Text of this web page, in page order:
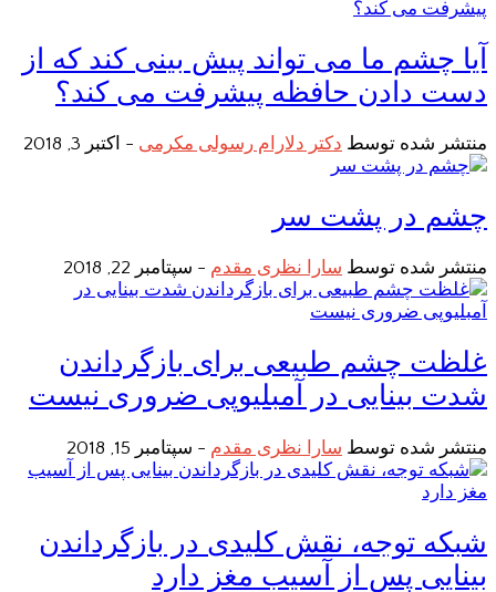
آیا چشم ما می تواند پیش بینی کند که از
دست دادن حافظه پیشرفت می کند؟
منتشر شده توسط دکتر دلارام رسولی مکرمی - اکتبر 3, 2018
چشم در پشت سر
منتشر شده توسط سارا نظری مقدم - سپتامبر 22, 2018
غلظت چشم طبیعی برای بازگرداندن
شدت بینایی در آمبلیوپی ضروری نیست
منتشر شده توسط سارا نظری مقدم - سپتامبر 15, 2018
شبکه توجه، نقش کلیدی در بازگرداندن
بینایی پس از آسیب مغز دارد